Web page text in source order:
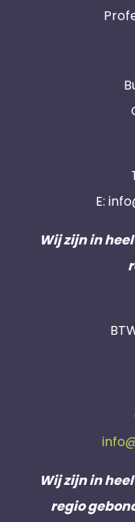
E:
Wij zijn in
Wij zijn in
regio